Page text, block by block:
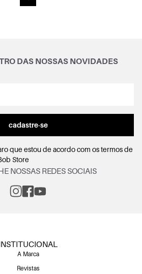
DAS NOSSAS NOVIDADES
cadastre-se
que estou de acordo com ostermos de
Store
NOSSAS REDES SOCIAIS
A Marca
Revistas